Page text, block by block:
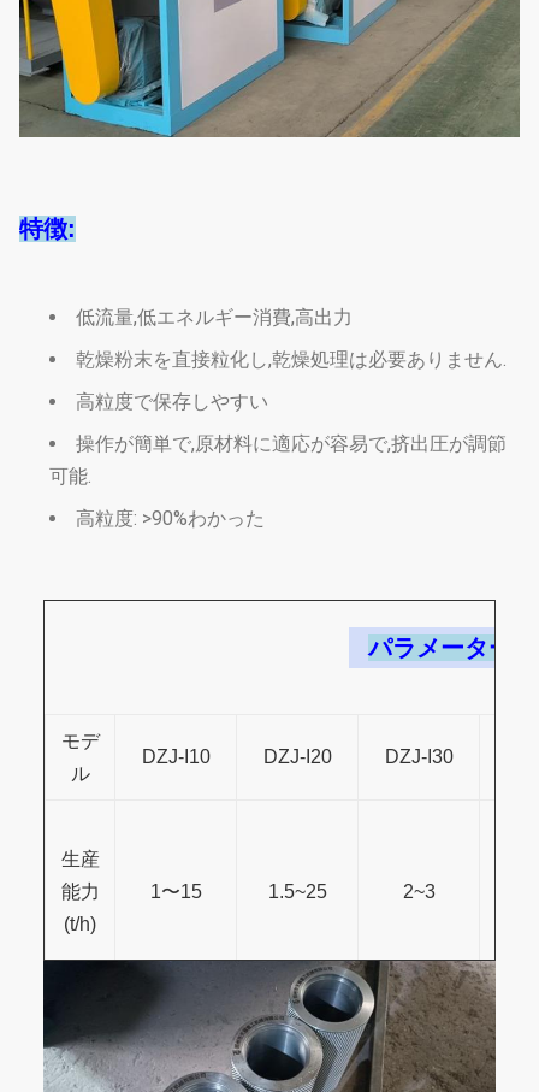
特徴:
低流量,低エネルギー消費,高出力
乾燥粉末を直接粒化し,乾燥処理は必要ありません.
高粒度で保存しやすい
操作が簡単で,原材料に適応が容易で,挤出圧が調節
可能.
高粒度: >90%わかった
パラメーター:
モデ
ル
DZJ-I10 DZJ-I20 DZJ-I30
生産
能力
(t/h)
1〜15 1.5~25 2~3
ー
(kW)
15kw 18.5kw 22kw